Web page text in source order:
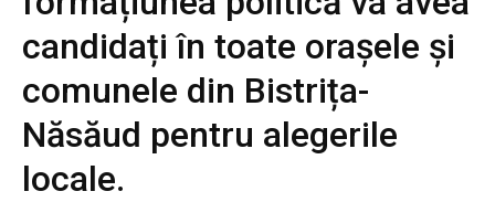
candidați în toate orașele și
comunele din Bistrița-
Năsăud pentru alegerile
locale.